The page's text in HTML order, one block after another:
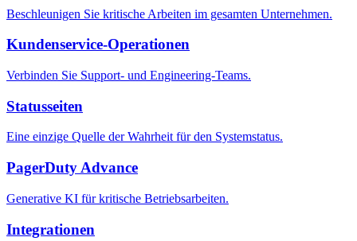
Beschleunigen Sie kritische Arbeiten im gesamten Unternehmen.
Kundenservice-Operationen
Verbinden Sie Support- und Engineering-Teams.
Statusseiten
Eine einzige Quelle der Wahrheit für den Systemstatus.
PagerDuty Advance
Generative KI für kritische Betriebsarbeiten.
Integrationen